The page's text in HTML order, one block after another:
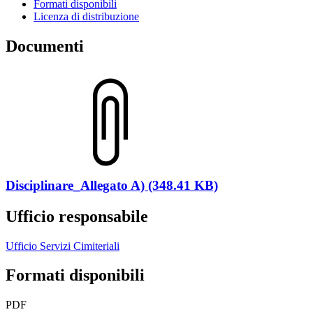
Formati disponibili
Licenza di distribuzione
Documenti
Disciplinare_Allegato A) (348.41 KB)
Ufficio responsabile
Ufficio Servizi Cimiteriali
Formati disponibili
PDF